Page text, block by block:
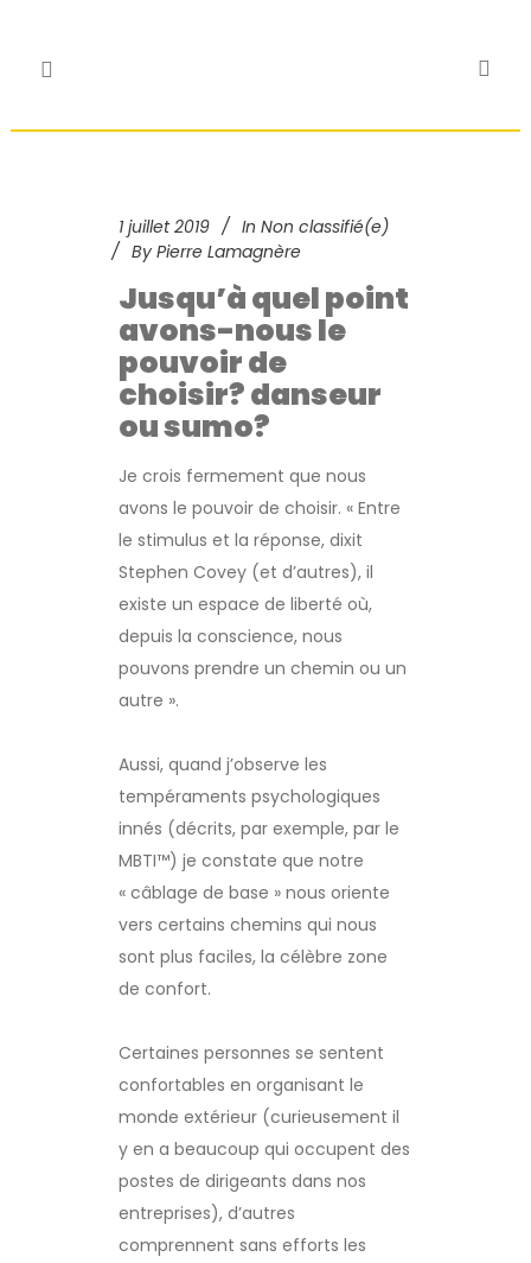
1 juillet 2019 In Non classifié(e)
By Pierre Lamagnère
Jusqu’à quel point
avons-nous le
pouvoir de
choisir? danseur
ou sumo?
Je crois fermement que nous
avons le pouvoir de choisir. « Entre
le stimulus et la réponse, dixit
Stephen Covey (et d’autres), il
existe un espace de liberté où,
depuis la conscience, nous
pouvons prendre un chemin ou un
autre ».
Aussi, quand j’observe les
tempéraments psychologiques
innés (décrits, par exemple, par le
MBTI™) je constate que notre
« câblage de base » nous oriente
vers certains chemins qui nous
sont plus faciles, la célèbre zone
de confort.
Certaines personnes se sentent
confortables en organisant le
monde extérieur (curieusement il
y en a beaucoup qui occupent des
postes de dirigeants dans nos
entreprises), d’autres
comprennent sans efforts les